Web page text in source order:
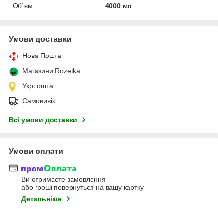
Об`єм
4000 мл
Умови доставки
Нова Пошта
Магазини Rozetka
Укрпошта
Самовивіз
Всі умови доставки
Умови оплати
Ви отримаєте замовлення
або гроші повернуться на вашу картку
Детальніше